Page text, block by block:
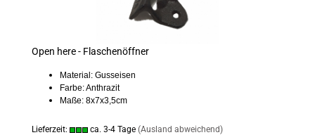
Open here - Flaschenöffner
Material: Gusseisen
Farbe: Anthrazit
Maße: 8x7x3,5cm
Lieferzeit: ca. 3-4 Tage (Ausland abweichend)